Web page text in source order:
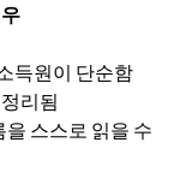
득원이 단순함
리됨
을 스스로 읽을 수